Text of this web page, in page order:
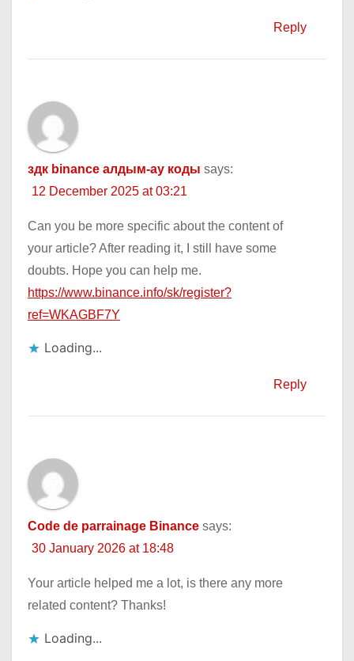
Reply
здк binance алдым-ау коды says:
12 December 2025 at 03:21
Can you be more specific about the content of
your article? After reading it, I still have some
doubts. Hope you can help me.
https://www.binance.info/sk/register?
ref=WKAGBF7Y
Loading...
Reply
Code de parrainage Binance says:
30 January 2026 at 18:48
Your article helped me a lot, is there any more
related content? Thanks!
Loading...